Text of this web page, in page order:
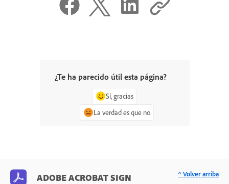
¿Te ha parecido útil esta página?
Sí, gracias
La verdad es que no
ADOBE ACROBAT SIGN ^ Volver arriba